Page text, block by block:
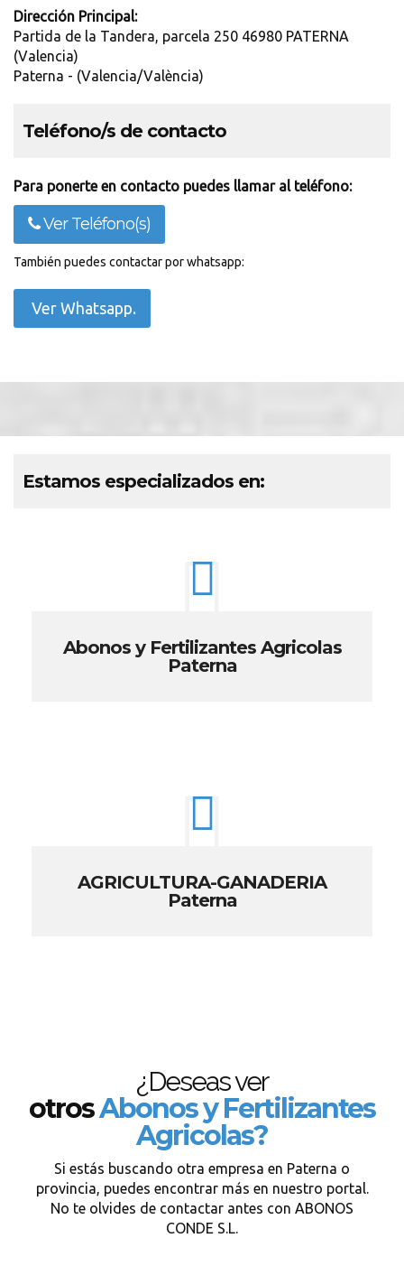
Dirección Principal:
Partida de la Tandera, parcela 250 46980 PATERNA
(Valencia)
Paterna - (Valencia/València)
Teléfono/s de contacto
Para ponerte en contacto puedes llamar al teléfono:
Ver Teléfono(s)
También puedes contactar por whatsapp:
Ver Whatsapp.
Estamos especializados en:
Abonos y Fertilizantes Agricolas
Paterna
AGRICULTURA-GANADERIA
Paterna
¿Deseas ver
otrosAbonos y Fertilizantes
Agricolas?
Si estás buscando otra empresa en Paterna o
provincia, puedes encontrar más en nuestro portal.
No te olvides de contactar antes con ABONOS
CONDE S.L.